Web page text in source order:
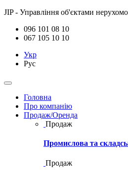
JIP - Управління об'єктами
096 101 08 10
067 105 10 10
Укр
Рус
Головна
Про компанію
Продаж/Оренда
Продаж
Промислова та
Продаж